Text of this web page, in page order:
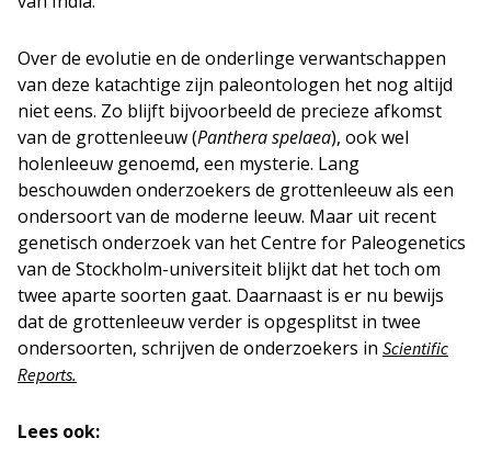
Over de evolutie en de onderlinge verwantschappen
van deze katachtige zijn paleontologen het nog altijd
niet eens. Zo blijft bijvoorbeeld de precieze afkomst
van de grottenleeuw (Panthera spelaea), ook wel
holenleeuw genoemd, een mysterie. Lang
beschouwden onderzoekers de grottenleeuw als een
ondersoort van de moderne leeuw. Maar uit recent
genetisch onderzoek van het Centre for Paleogenetics
van de Stockholm-universiteit blijkt dat het toch om
twee aparte soorten gaat. Daarnaast is er nu bewijs
dat de grottenleeuw verder is opgesplitst in twee
ondersoorten, schrijven de onderzoekers in Scientific
Reports.
Lees ook: